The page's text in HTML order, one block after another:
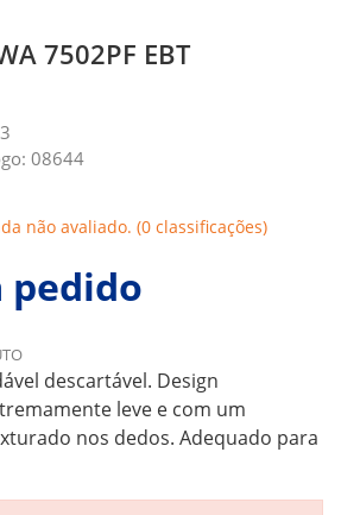
7502PF EBT
08644
não avaliado. (0 classificações)
pedido
descartável. Design
leve e com um
nos dedos. Adequado para